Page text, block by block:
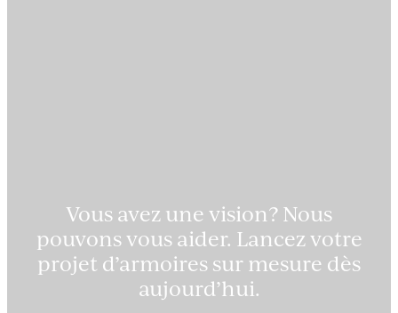
Vous avez une vision? Nous
pouvons vous aider. Lancez votre
projet d’armoires sur mesure dès
aujourd’hui.